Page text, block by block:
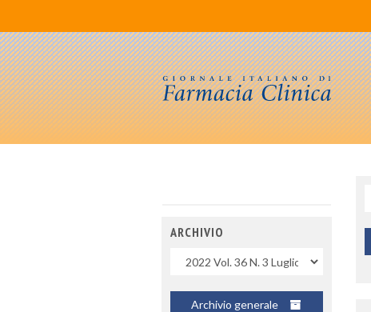
ARCHIVIO
Archivio generale